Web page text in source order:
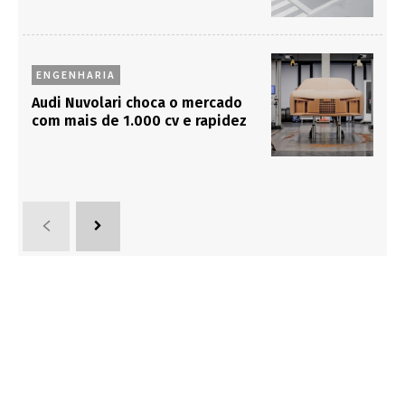
ENGENHARIA
Audi Nuvolari choca o mercado
com mais de 1.000 cv e rapidez